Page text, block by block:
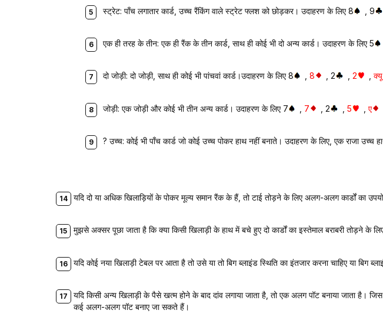
स्ट्रेट: पाँच लगातार कार्ड, उच्च रैंकिंग वाले स्ट्रेट फ्लश को छोड़कर। उदाहरण के लिए 8 , 9
एक ही तरह के तीन: एक ही रैंक के तीन कार्ड, साथ ही कोई भी दो अन्य कार्ड। उदाहरण के लिए 5
दो जोड़ी: दो जोड़ी, साथ ही कोई भी पांचवां कार्ड।उदाहरण के लिए 8 8 , 2 2 क्यू
जोड़ी: एक जोड़ी और कोई भी तीन अन्य कार्ड। उदाहरण के लिए 7 7 , 2 5 ए
? उच्च: कोई भी पाँच कार्ड जो कोई उच्च पोकर हाथ नहीं बनाते। उदाहरण के लिए, एक राजा उच्च
यदि दो या अधिक खिलाड़ियों के पोकर मूल्य समान रैंक के हैं, तो टाई तोड़ने के लिए अलग-अलग कार्डों का
मुझसे अक्सर पूछा जाता है कि क्या किसी खिलाड़ी के हाथ में बचे हुए दो कार्डों का इस्तेमाल बराबरी तोड़ने के
यदि कोई नया खिलाड़ी टेबल पर आता है तो उसे या तो बिग ब्लाइंड स्थिति का इंतजार करना चाहिए या बिग
यदि किसी अन्य खिलाड़ी के पैसे खत्म होने के बाद दांव लगाया जाता है, तो एक अलग पॉट बनाया जाता है।
कई अलग-अलग पॉट बनाए जा सकते हैं।